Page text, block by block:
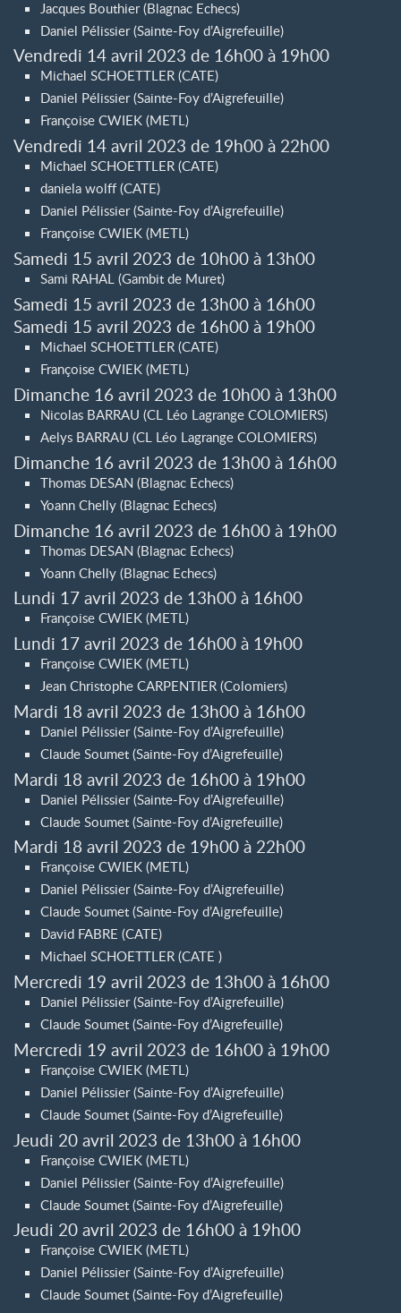
Jacques Bouthier (Blagnac Echecs)
Daniel Pélissier (Sainte-Foy d’Aigrefeuille)
Vendredi 14 avril 2023 de 16h00 à 19h00
Michael SCHOETTLER (CATE)
Daniel Pélissier (Sainte-Foy d’Aigrefeuille)
Françoise CWIEK (METL)
Vendredi 14 avril 2023 de 19h00 à 22h00
Michael SCHOETTLER (CATE)
daniela wolff (CATE)
Daniel Pélissier (Sainte-Foy d’Aigrefeuille)
Françoise CWIEK (METL)
Samedi 15 avril 2023 de 10h00 à 13h00
Sami RAHAL (Gambit de Muret)
Samedi 15 avril 2023 de 13h00 à 16h00
Samedi 15 avril 2023 de 16h00 à 19h00
Michael SCHOETTLER (CATE)
Françoise CWIEK (METL)
Dimanche 16 avril 2023 de 10h00 à 13h00
Nicolas BARRAU (CL Léo Lagrange COLOMIERS)
Aelys BARRAU (CL Léo Lagrange COLOMIERS)
Dimanche 16 avril 2023 de 13h00 à 16h00
Thomas DESAN (Blagnac Echecs)
Yoann Chelly (Blagnac Echecs)
Dimanche 16 avril 2023 de 16h00 à 19h00
Thomas DESAN (Blagnac Echecs)
Yoann Chelly (Blagnac Echecs)
Lundi 17 avril 2023 de 13h00 à 16h00
Françoise CWIEK (METL)
Lundi 17 avril 2023 de 16h00 à 19h00
Françoise CWIEK (METL)
Jean Christophe CARPENTIER (Colomiers)
Mardi 18 avril 2023 de 13h00 à 16h00
Daniel Pélissier (Sainte-Foy d’Aigrefeuille)
Claude Soumet (Sainte-Foy d’Aigrefeuille)
Mardi 18 avril 2023 de 16h00 à 19h00
Daniel Pélissier (Sainte-Foy d’Aigrefeuille)
Claude Soumet (Sainte-Foy d’Aigrefeuille)
Mardi 18 avril 2023 de 19h00 à 22h00
Françoise CWIEK (METL)
Daniel Pélissier (Sainte-Foy d’Aigrefeuille)
Claude Soumet (Sainte-Foy d’Aigrefeuille)
David FABRE (CATE)
Michael SCHOETTLER (CATE )
Mercredi 19 avril 2023 de 13h00 à 16h00
Daniel Pélissier (Sainte-Foy d’Aigrefeuille)
Claude Soumet (Sainte-Foy d’Aigrefeuille)
Mercredi 19 avril 2023 de 16h00 à 19h00
Françoise CWIEK (METL)
Daniel Pélissier (Sainte-Foy d’Aigrefeuille)
Claude Soumet (Sainte-Foy d’Aigrefeuille)
Jeudi 20 avril 2023 de 13h00 à 16h00
Françoise CWIEK (METL)
Daniel Pélissier (Sainte-Foy d’Aigrefeuille)
Claude Soumet (Sainte-Foy d’Aigrefeuille)
Jeudi 20 avril 2023 de 16h00 à 19h00
Françoise CWIEK (METL)
Daniel Pélissier (Sainte-Foy d’Aigrefeuille)
Claude Soumet (Sainte-Foy d’Aigrefeuille)